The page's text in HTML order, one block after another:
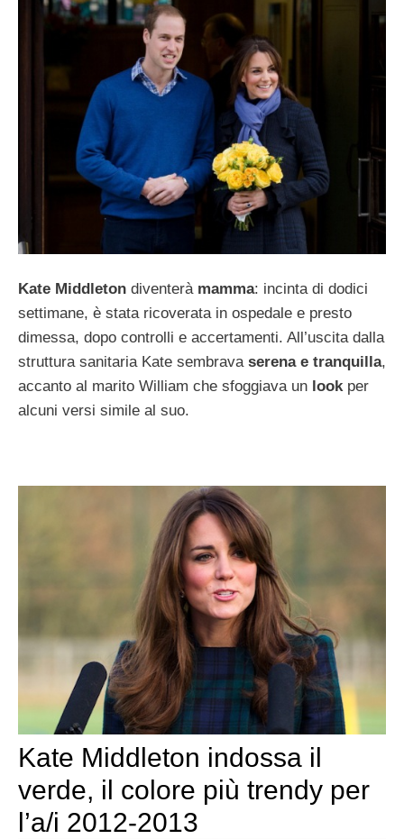
Kate Middleton diventerà mamma: incinta di dodici
settimane, è stata ricoverata in ospedale e presto
dimessa, dopo controlli e accertamenti. All’uscita dalla
struttura sanitaria Kate sembrava serena e tranquilla,
accanto al marito William che sfoggiava un lookper
alcuni versi simile al suo.
Kate Middleton indossa il
verde, il colore più trendy per
l’a/i 2012-2013